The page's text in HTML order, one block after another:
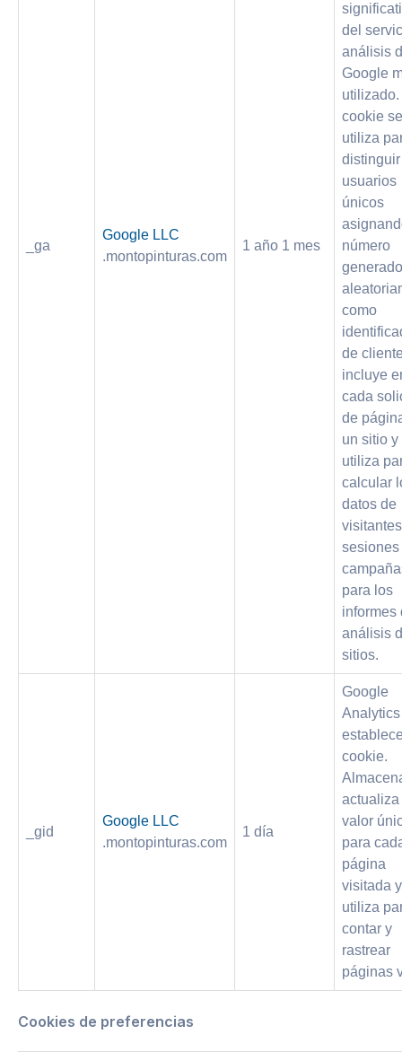
_ga
Google LLC
.montopinturas.com
1 año 1 mes
del
análisis
Google
cookie se
utiliza
distinguir
usuarios
únicos
número
generado
como
de
incluye
cada
de
un sitio y
utiliza
calcular
datos de
sesiones
para los
informes
análisis
sitios.
_gid
Google LLC
.montopinturas.com
1 día
Google
Analytics
cookie.
actualiza
valor
para
página
visitada
utiliza
contar y
rastrear
páginas
Cookies de preferencias